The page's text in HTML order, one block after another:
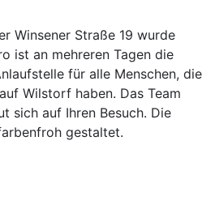
Winsener Straße 19 wurde
ist an mehreren Tagen die
für alle Menschen, die
Wilstorf haben. Das Team
sich auf Ihren Besuch. Die
gestaltet.